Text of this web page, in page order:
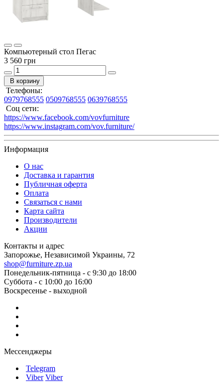
Компьютерный стол Пегас
3 560 грн
В корзину
Телефоны:
0979768555 0509768555 0639768555
Соц сети:
https://www.facebook.com/vovfurniture
https://www.instagram.com/vov.furniture/
Информация
О нас
Доставка и гарантия
Публичная оферта
Оплата
Связаться с нами
Карта сайта
Производители
Акции
Контакты и адрес
Запорожье, Независимой Украины, 72
shop@furniture.zp.ua
Понедельник-пятница - с 9:30 до 18:00
Суббота - с 10:00 до 16:00
Воскресенье - выходной
Мессенджеры
Telegram
Viber Viber